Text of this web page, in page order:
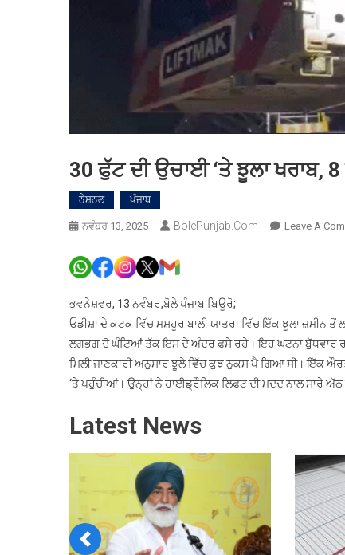
30 ਫੁੱਟ ਦੀ ਉਚਾਈ ‘ਤੇ ਝੂਲਾ ਖਰਾਬ,
ਨੈਸ਼ਨਲ ਪੰਜਾਬ
ਨਵੰਬਰ 13, 2025 BolePunjab.com Leave A
ਭੁਵਨੇਸ਼ਵਰ, 13 ਨਵੰਬਰ,ਬੋਲੇ ਪੰਜਾਬ ਬਿਊਰੋ;
ਓਡੀਸ਼ਾ ਦੇ ਕਟਕ ਵਿੱਚ ਮਸ਼ਹੂਰ ਬਾਲੀ ਯਾਤਰਾ ਵਿੱਚ ਇੱਕ ਝੂਲਾ
ਲਗਭਗ ਦੋ ਘੰਟਿਆਂ ਤੱਕ ਇਸ ਦੇ ਅੰਦਰ ਫਸੇ ਰਹੇ। ਇਹ ਘਟਨਾ ਬੁੱਧਵਾਰ
ਮਿਲੀ ਜਾਣਕਾਰੀ ਅਨੁਸਾਰ ਝੂਲੇ ਵਿੱਚ ਕੁਝ ਨੁਕਸ ਪੈ ਗਿਆ ਸੀ। ਇੱਕ
‘ਤੇ ਪਹੁੰਚੀਆਂ। ਉਨ੍ਹਾਂ ਨੇ ਹਾਈਡ੍ਰੌਲਿਕ ਲਿਫਟ ਦੀ ਮਦਦ ਨਾਲ ਸਾਰੇ
Latest News
Previous